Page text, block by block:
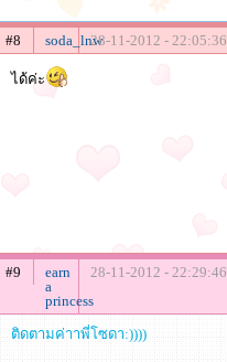
#8 soda_lnw28-11-2012 - 22:05:36
ได้ค่ะ
#9
earn
a
princess
28-11-2012 - 22:29:46
ติดตามค่าาพี่โซดา:))))